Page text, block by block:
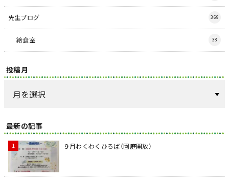
先生ブログ 369
給食室 38
投稿月
最新の記事
９月わくわくひろば（園庭開放）